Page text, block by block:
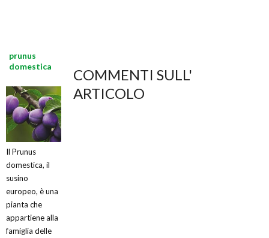
prunus
domestica
Il Prunus
domestica, il
susino
europeo, è una
pianta che
appartiene alla
famiglia delle
COMMENTI SULL'
ARTICOLO